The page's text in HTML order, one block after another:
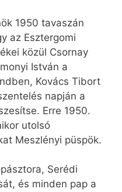
1950 tavaszán
az Esztergomi
közül Csornay
István a
Kovács Tibort
napján a
Erre 1950.
utolsó
Meszlényi püspök.
Serédi
és minden pap a